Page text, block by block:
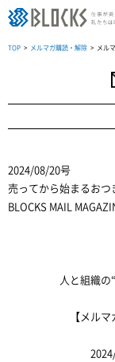
TOP > メルマガ購読・解除 > メル
2024/08/20号
売ってから始まるおつ
BLOCKS MAIL
人と組織の“元
【メルマガ
2024/8/